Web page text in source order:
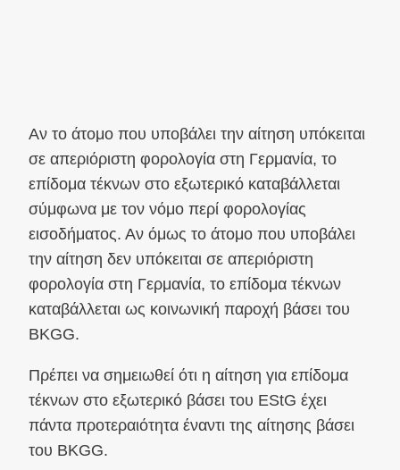
Αν το άτομο που υποβάλει την αίτηση υπόκειται
σε απεριόριστη φορολογία στη Γερμανία, το
επίδομα τέκνων στο εξωτερικό καταβάλλεται
σύμφωνα με τον νόμο περί φορολογίας
εισοδήματος. Αν όμως το άτομο που υποβάλει
την αίτηση δεν υπόκειται σε απεριόριστη
φορολογία στη Γερμανία, το επίδομα τέκνων
καταβάλλεται ως κοινωνική παροχή βάσει του
BKGG.
Πρέπει να σημειωθεί ότι η αίτηση για επίδομα
τέκνων στο εξωτερικό βάσει του EStG έχει
πάντα προτεραιότητα έναντι της αίτησης βάσει
του BKGG.